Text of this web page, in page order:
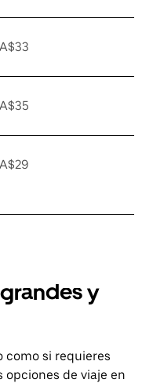
A$33
A$35
A$29
y
como si requieres
opciones de viaje en